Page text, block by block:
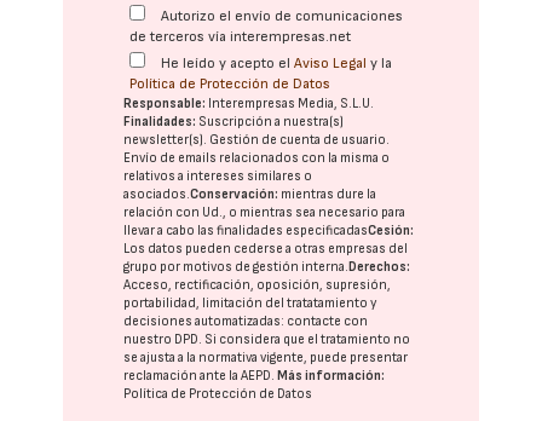
Autorizo el envío de comunicaciones
de terceros vía interempresas.net
He leído y acepto elAviso Legal y la
Política de Protección de Datos
Responsable: Interempresas Media, S.L.U.
Finalidades: Suscripción a nuestra(s)
newsletter(s). Gestión de cuenta de usuario.
Envío de emails relacionados con la misma o
relativos a intereses similares o
asociados.Conservación: mientras dure la
relación con Ud., o mientras sea necesario para
llevar a cabo las finalidades especificadasCesión:
Los datos pueden cederse a otras empresas del
grupo por motivos de gestión interna.Derechos:
Acceso, rectificación, oposición, supresión,
portabilidad, limitación del tratatamiento y
decisiones automatizadas: contacte con
nuestro DPD. Si considera que el tratamiento no
se ajusta a la normativa vigente, puede presentar
reclamación ante laAEPD.Más información:
Política de Protección de Datos